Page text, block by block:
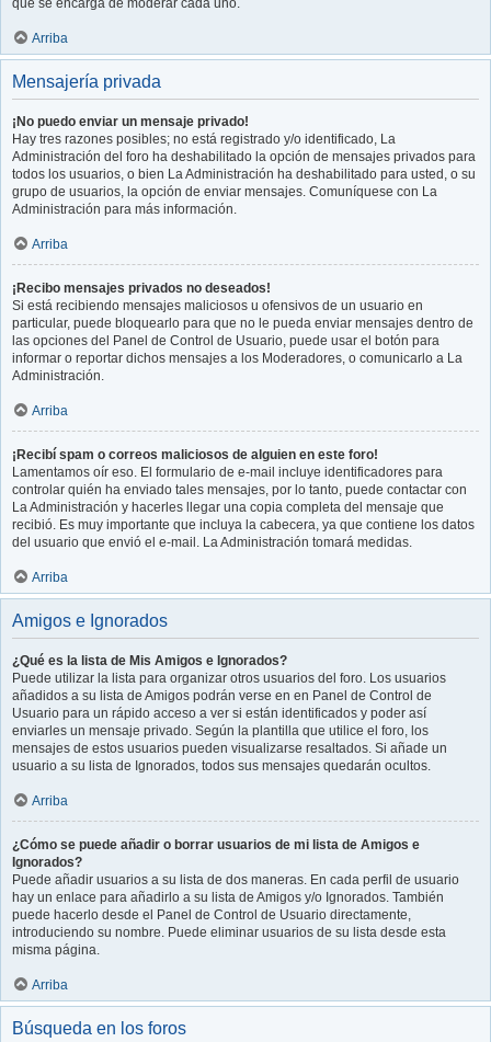
que se encarga de moderar cada uno.
Arriba
Mensajería privada
¡No puedo enviar un mensaje privado!
Hay tres razones posibles; no está registrado y/o identificado, La
Administración del foro ha deshabilitado la opción de mensajes privados para
todos los usuarios, o bien La Administración ha deshabilitado para usted, o su
grupo de usuarios, la opción de enviar mensajes. Comuníquese con La
Administración para más información.
Arriba
¡Recibo mensajes privados no deseados!
Si está recibiendo mensajes maliciosos u ofensivos de un usuario en
particular, puede bloquearlo para que no le pueda enviar mensajes dentro de
las opciones del Panel de Control de Usuario, puede usar el botón para
informar o reportar dichos mensajes a los Moderadores, o comunicarlo a La
Administración.
Arriba
¡Recibí spam o correos maliciosos de alguien en este foro!
Lamentamos oír eso. El formulario de e-mail incluye identificadores para
controlar quién ha enviado tales mensajes, por lo tanto, puede contactar con
La Administración y hacerles llegar una copia completa del mensaje que
recibió. Es muy importante que incluya la cabecera, ya que contiene los datos
del usuario que envió el e-mail. La Administración tomará medidas.
Arriba
Amigos e Ignorados
¿Qué es la lista de Mis Amigos e Ignorados?
Puede utilizar la lista para organizar otros usuarios del foro. Los usuarios
añadidos a su lista de Amigos podrán verse en en Panel de Control de
Usuario para un rápido acceso a ver si están identificados y poder así
enviarles un mensaje privado. Según la plantilla que utilice el foro, los
mensajes de estos usuarios pueden visualizarse resaltados. Si añade un
usuario a su lista de Ignorados, todos sus mensajes quedarán ocultos.
Arriba
¿Cómo se puede añadir o borrar usuarios de mi lista de Amigos e
Ignorados?
Puede añadir usuarios a su lista de dos maneras. En cada perfil de usuario
hay un enlace para añadirlo a su lista de Amigos y/o Ignorados. También
puede hacerlo desde el Panel de Control de Usuario directamente,
introduciendo su nombre. Puede eliminar usuarios de su lista desde esta
misma página.
Arriba
Búsqueda en los foros